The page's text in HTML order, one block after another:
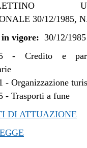
30/12/1985,
vigore: 30/12/1985
-Credito e
- Organizzazione
- Trasporti a fune
DI ATTUAZIONE